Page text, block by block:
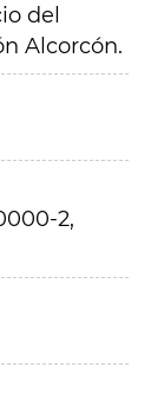
del
Alcorcón.
2,